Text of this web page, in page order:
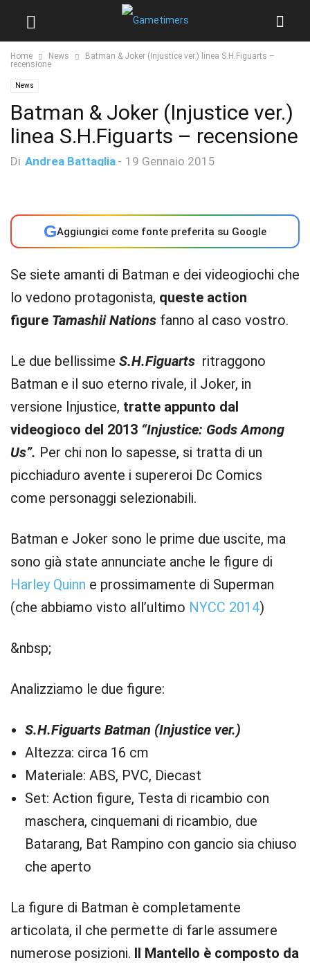
Home News
Batman & Joker (Injustice ver.) linea S.H.Figuarts –
recensione
News
Batman & Joker (Injustice ver.)
linea S.H.Figuarts – recensione
Di Andrea Battaglia - 19 Gennaio 2015
GAggiungici come fonte preferita su Google
Se siete amanti di Batman e dei videogiochi che
lo vedono protagonista, queste action
figure Tamashii Nations fanno al caso vostro.
Le due bellissime S.H.Figuarts ritraggono
Batman e il suo eterno rivale, il Joker, in
versione Injustice, tratte appunto dal
videogioco del 2013 “Injustice: Gods Among
Us”. Per chi non lo sapesse, si tratta di un
picchiaduro avente i supereroi Dc Comics
come personaggi selezionabili.
Batman e Joker sono le prime due uscite, ma
sono già state annunciate anche le figure di
Harley Quinn e prossimamente di Superman
(che abbiamo visto all’ultimo NYCC 2014)
&nbsp;
Analizziamo le due figure:
S.H.Figuarts Batman (Injustice ver.)
Altezza: circa 16 cm
Materiale: ABS, PVC, Diecast
Set: Action figure, Testa di ricambio con
maschera, cinquemani di ricambio, due
Batarang, Bat Rampino con gancio sia chiuso
che aperto
La figure di Batman è completamente
articolata, il che permette di farle assumere
numerose posizioni. Il Mantello è composto da